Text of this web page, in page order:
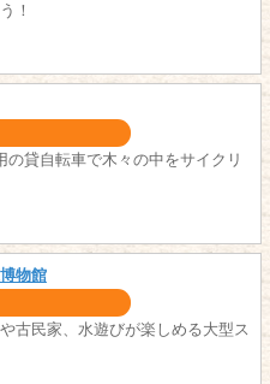
！
の貸自転車で木々の中をサイクリ
物館
古民家、水遊びが楽しめる大型ス